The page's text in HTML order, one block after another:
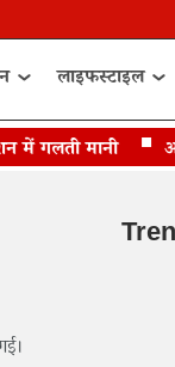
लाइफस्टाइल
मानी